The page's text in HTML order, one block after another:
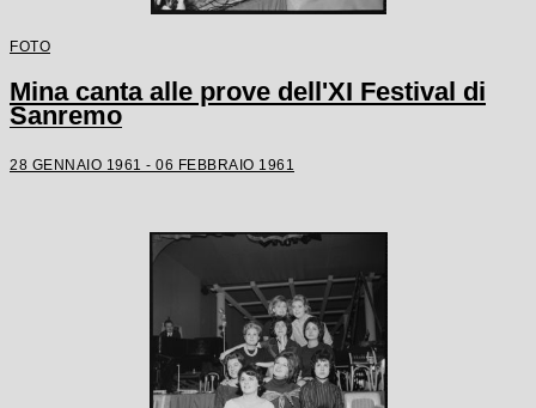
FOTO
Mina canta alle prove dell'XI Festival di
Sanremo
28 GENNAIO 1961 - 06 FEBBRAIO 1961